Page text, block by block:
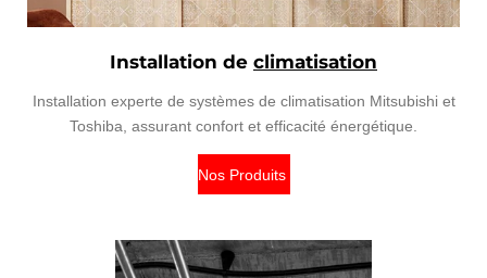
Installation de climatisation
Installation experte de systèmes de climatisation Mitsubishi et
Toshiba, assurant confort et efficacité énergétique.
Nos Produits